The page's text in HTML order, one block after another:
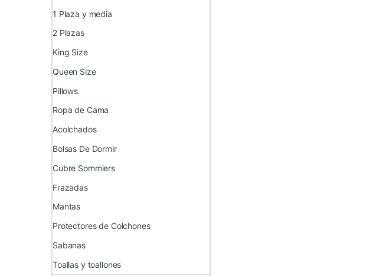
1 Plaza y media
2 Plazas
King Size
Queen Size
Pillows
Ropa de Cama
Acolchados
Bolsas De Dormir
Cubre Sommiers
Frazadas
Mantas
Protectores de Colchones
Sabanas
Toallas y toallones